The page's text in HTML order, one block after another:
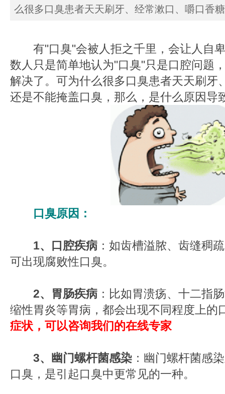
么很多口臭患者天天刷牙、经常漱口、嚼口香
有"口臭"会被人拒之千里，会让人自
数人只是简单地认为"口臭"只是口腔问题
解决了。可为什么很多口臭患者天天刷牙
还是不能掩盖口臭，那么，是什么原因导
口臭原因：
1、口腔疾病 ：如齿槽溢脓、齿缝稠
可出现腐败性口臭。
2、胃肠疾病 ：比如胃溃疡、十二指
缩性胃炎等胃病，都会出现不同程度上的
症状，可以咨询我们的在线专家
3、幽门螺杆菌感染 ：幽门螺杆菌感
口臭，是引起口臭中更常见的一种。